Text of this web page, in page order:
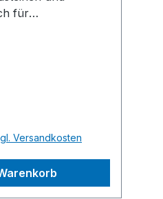
Einkaufsbüro
GmbH, EDE
DE,
webkontakt@ede.de
Versandkosten